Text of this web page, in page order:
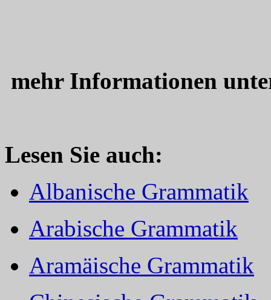
mehr Informationen
Lesen Sie auch:
Albanische Grammatik
Arabische Grammatik
Aramäische Grammatik